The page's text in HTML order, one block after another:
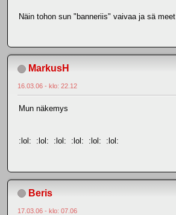
Näin tohon sun "banneriis" vaivaa ja sä
MarkusH
16.03.06 - klo: 22.12
Mun näkemys
:lol: :lol: :lol: :lol: :lol: :lol:
Beris
17.03.06 - klo: 07.06